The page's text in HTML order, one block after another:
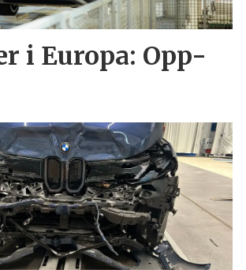
i Europa: Opp-